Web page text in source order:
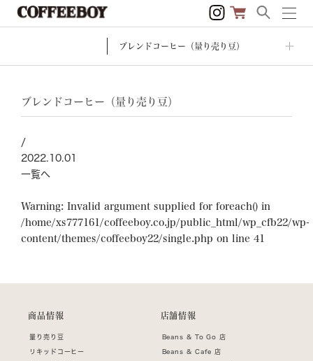
ブレンドコーヒー（量り売り豆）
ブレンドコーヒー（量り売り豆）
/
2022.10.01
一覧へ
Warning: Invalid argument supplied for foreach() in
/home/xs777161/coffeeboy.co.jp/public_html/wp_cfb22/wp-
content/themes/coffeeboy22/single.php on line 41
商品情報
量り売り豆
リキッドコーヒー
店舗情報
Beans & To Go 店
Beans & Cafe 店